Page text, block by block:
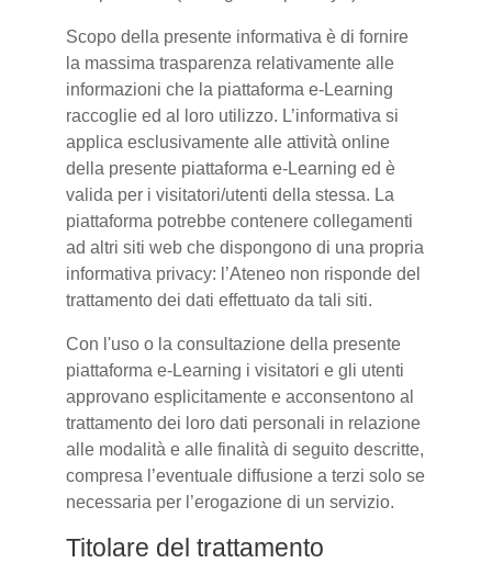
Scopo della presente informativa è di fornire
la massima trasparenza relativamente alle
informazioni che la piattaforma e-Learning
raccoglie ed al loro utilizzo. L’informativa si
applica esclusivamente alle attività online
della presente piattaforma e-Learning ed è
valida per i visitatori/utenti della stessa. La
piattaforma potrebbe contenere collegamenti
ad altri siti web che dispongono di una propria
informativa privacy: l’Ateneo non risponde del
trattamento dei dati effettuato da tali siti.
Con l'uso o la consultazione della presente
piattaforma e-Learning i visitatori e gli utenti
approvano esplicitamente e acconsentono al
trattamento dei loro dati personali in relazione
alle modalità e alle finalità di seguito descritte,
compresa l’eventuale diffusione a terzi solo se
necessaria per l’erogazione di un servizio.
Titolare del trattamento